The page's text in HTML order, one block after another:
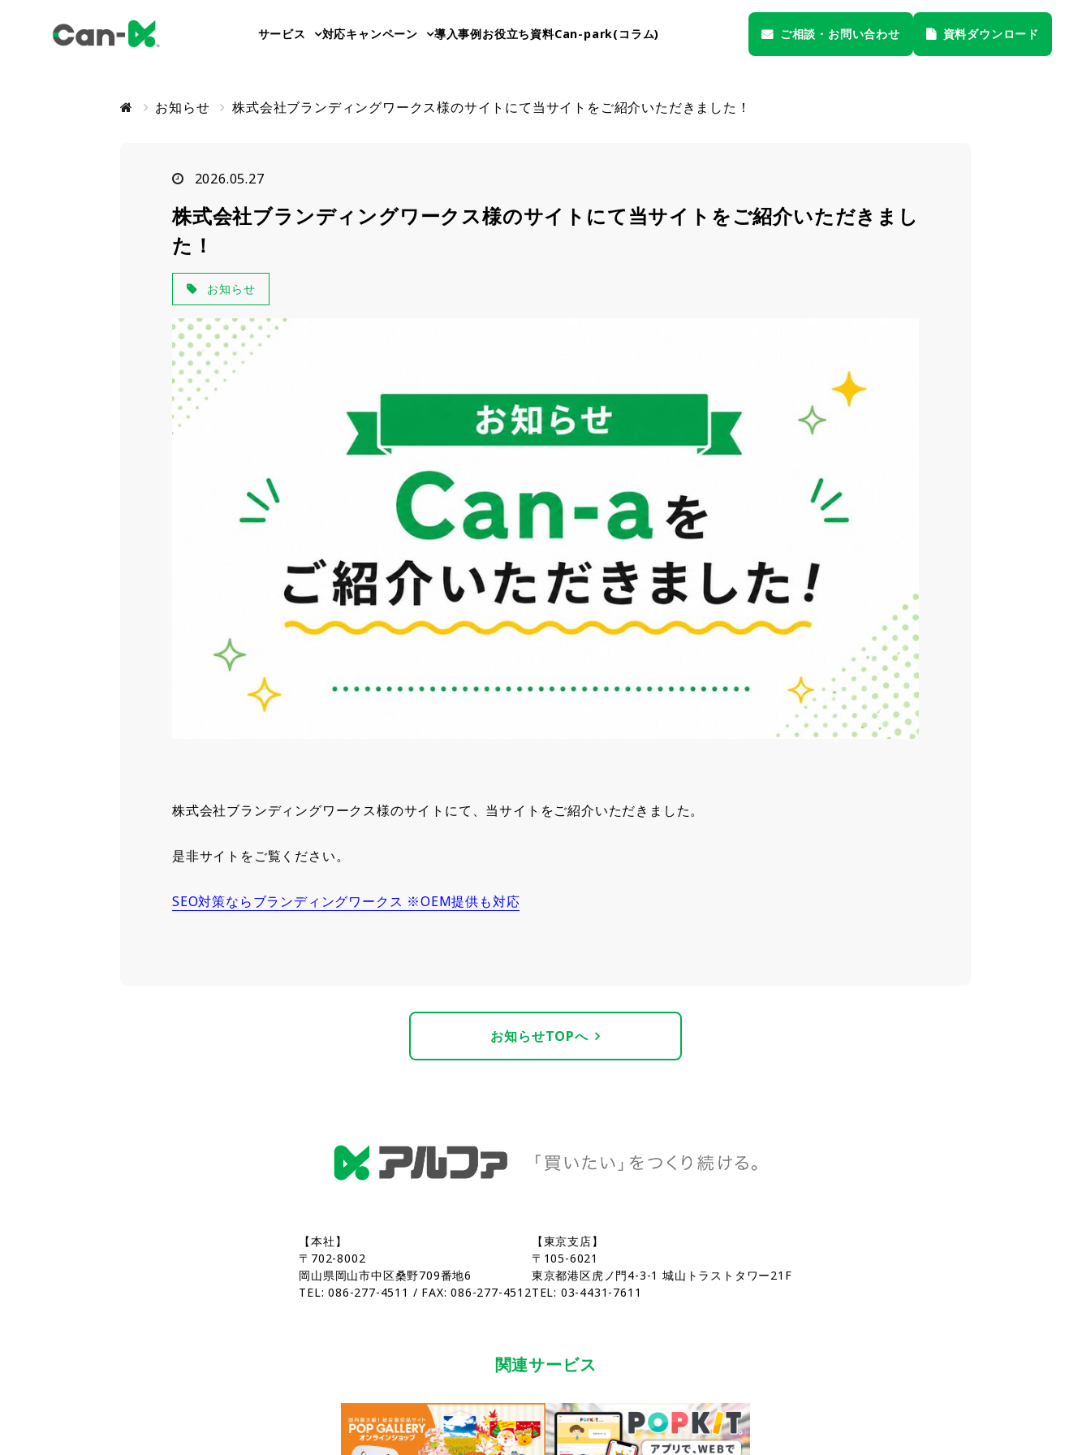
サービス 対応キャンペーン 導入事例お役立ち資料Can-park(コラム) ご相談・ お問い合わせ 資料ダウンロード
お知らせ 株式会社ブランディングワークス様のサイトにて当サイトをご紹介いただきました！
2026.05.27
株式会社ブランディングワークス様のサイトにて当サイトをご紹介いただきまし
た！
お知らせ
株式会社ブランディングワークス様のサイトにて、当サイトをご紹介いただきました。
是非サイトをご覧ください。
SEO対策ならブランディングワークス ※OEM提供も対応
お知らせTOPへ
【本社】
〒702-8002
岡山県岡山市中区桑野709番地6
TEL: 086-277-4511 / FAX: 086-277-4512
【東京支店】
〒105-6021
東京都港区虎ノ門4-3-1 城山トラストタワー21F
TEL: 03-4431-7611
関連サービス